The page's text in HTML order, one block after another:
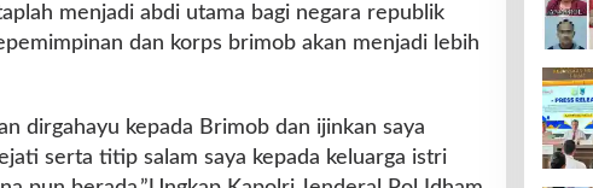
menjadi abdi utama bagi negara republik
dan korps brimob akan menjadi lebih
dirgahayu kepada Brimob dan ijinkan saya
serta titip salam saya kepada keluarga istri